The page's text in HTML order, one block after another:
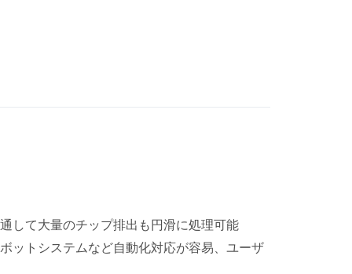
して大量のチップ排出も円滑に処理可能
ットシステムなど自動化対応が容易、ユーザ